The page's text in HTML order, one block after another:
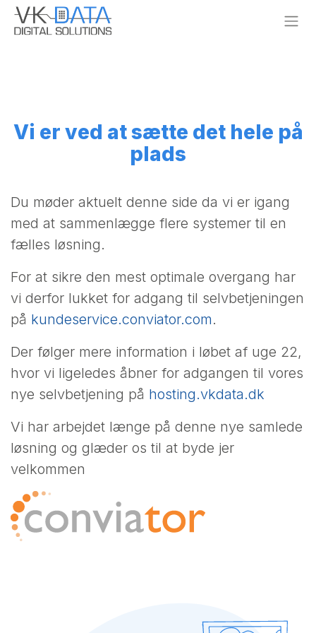
Skip to Content
Vi er ved at sætte det hele på
plads
Du møder aktuelt denne side da vi er igang
med at sammenlægge flere systemer til en
fælles løsning.
For at sikre den mest optimale overgang har
vi derfor lukket for adgang til selvbetjeningen
på kundeservice.conviator.com.
Der følger mere information i løbet af uge 22,
hvor vi ligeledes åbner for adgangen til vores
nye selvbetjening på hosting.vkdata.dk
Vi har arbejdet længe på denne nye samlede
løsning og glæder os til at byde jer
velkommen